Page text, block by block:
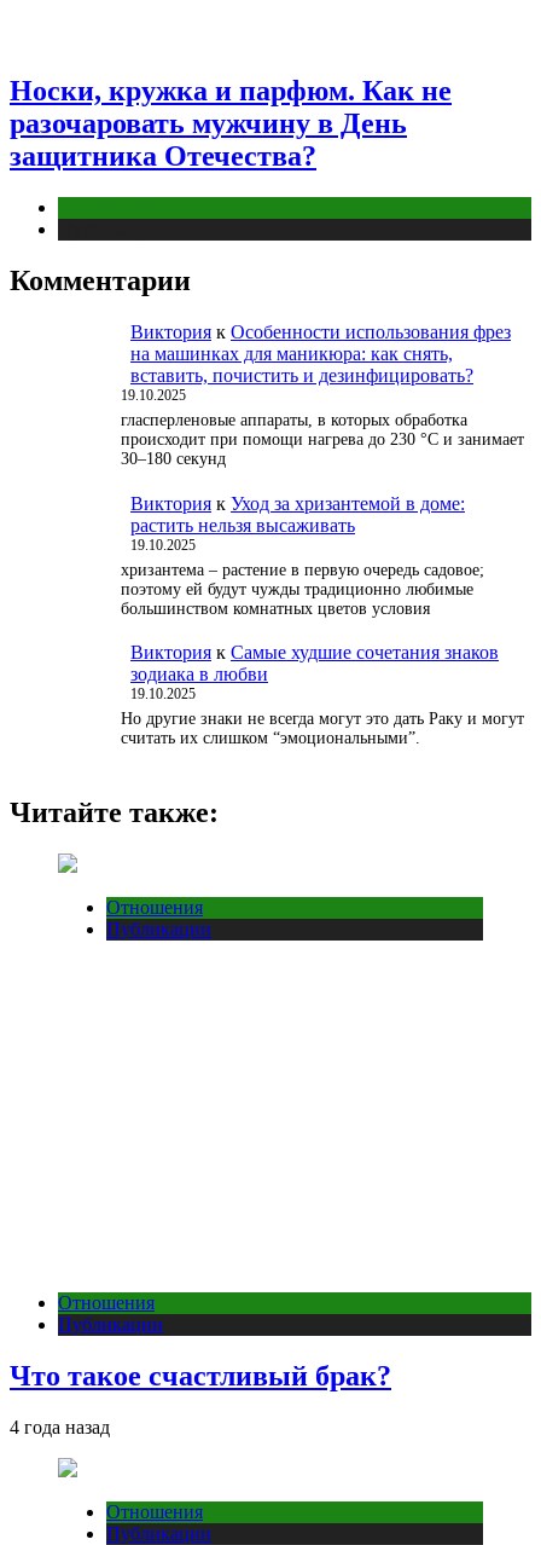
Носки, кружка и парфюм. Как не
разочаровать мужчину в День
защитника Отечества?
Комментарии
Виктория к Особенности использования фрез
на машинках для маникюра: как снять,
вставить, почистить и дезинфицировать?
19.10.2025
гласперленовые аппараты, в которых обработка
происходит при помощи нагрева до 230 °С и занимает
30–180 секунд
Виктория к Уход за хризантемой в доме:
растить нельзя высаживать
19.10.2025
хризантема – растение в первую очередь садовое;
поэтому ей будут чужды традиционно любимые
большинством комнатных цветов условия
Виктория к Самые худшие сочетания знаков
зодиака в любви
19.10.2025
Но другие знаки не всегда могут это дать Раку и могут
считать их слишком “эмоциональными”.
Читайте также:
Отношения
Публикации
Отношения
Публикации
Что такое счастливый брак?
4 года назад
Отношения
Публикации